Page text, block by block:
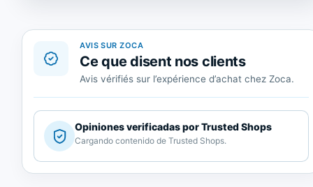
AVIS SUR ZOCA
Ce que disent nos clients
Avis vérifiés sur l’expérience d’achat chez Zoca.
Cargando
contenido
de
Trusted
Opiniones verificadas por Trusted Shops